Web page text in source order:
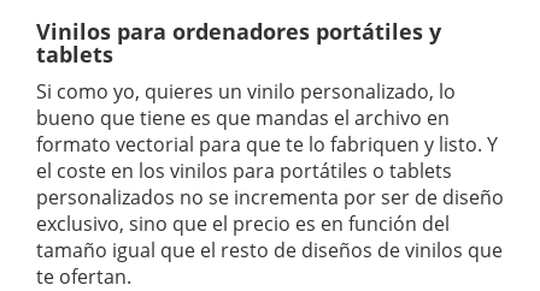
Vinilos para ordenadores portátiles y
tablets
Si como yo, quieres un vinilo personalizado, lo
bueno que tiene es que mandas el archivo en
formato vectorial para que te lo fabriquen y listo. Y
el coste en los vinilos para portátiles o tablets
personalizados no se incrementa por ser de diseño
exclusivo, sino que el precio es en función del
tamaño igual que el resto de diseños de vinilos que
te ofertan.